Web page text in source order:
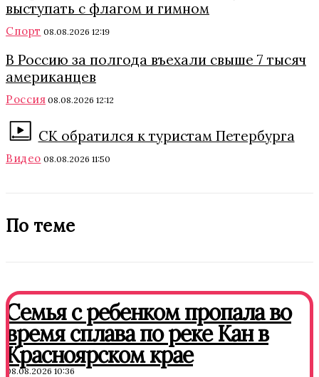
выступать с флагом и гимном
Спорт 08.08.2026 12:19
В Россию за полгода въехали свыше 7 тысяч
американцев
Россия 08.08.2026 12:12
СК обратился к туристам Петербурга
Видео 08.08.2026 11:50
По теме
Семья с ребенком пропала во
время сплава по реке Кан в
Красноярском крае
08.08.2026 10:36